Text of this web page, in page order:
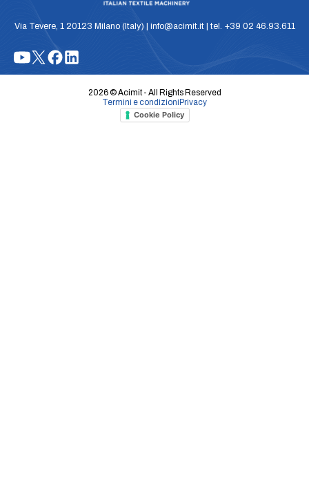
Via Tevere, 1 20123 Milano (Italy) | info@acimit.it | tel. +39 02 46.93.611
2026 © Acimit - All Rights Reserved
Termini e condizioni Privacy
Cookie Policy